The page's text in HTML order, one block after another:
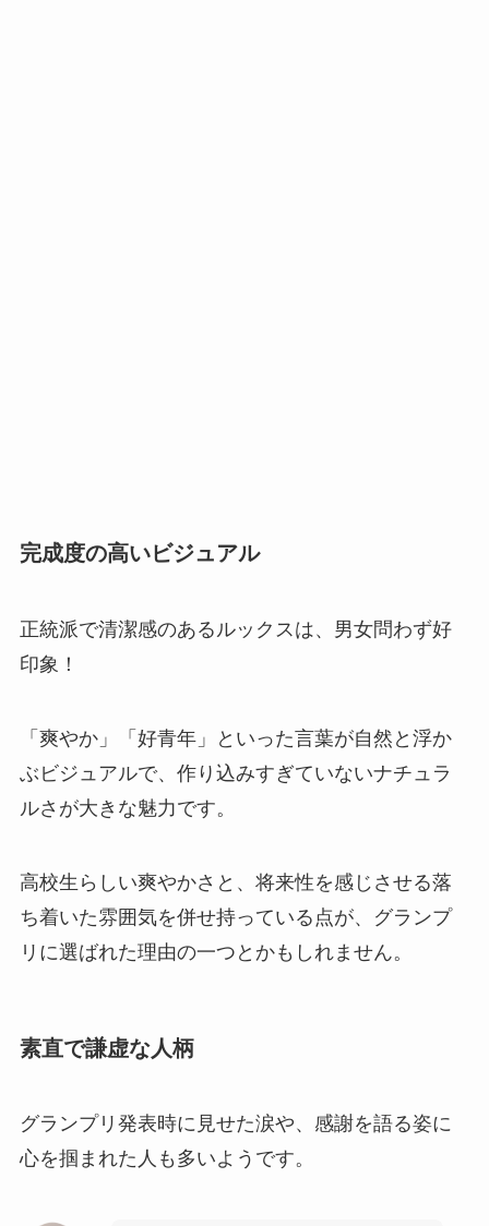
完成度の高いビジュアル
正統派で清潔感のあるルックスは、男女問わず好
印象！
「爽やか」「好青年」といった言葉が自然と浮か
ぶビジュアルで、作り込みすぎていないナチュラ
ルさが大きな魅力です。
高校生らしい爽やかさと、将来性を感じさせる落
ち着いた雰囲気を併せ持っている点が、グランプ
リに選ばれた理由の一つとかもしれません。
素直で謙虚な人柄
グランプリ発表時に見せた涙や、感謝を語る姿に
心を掴まれた人も多いようです。